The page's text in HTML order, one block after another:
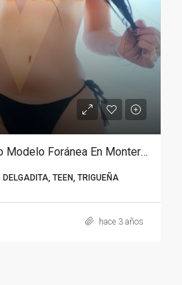
Sasha: Delgadita Tipo Modelo Foránea En Monterrey
DELGADITA, TEEN, TRIGUEÑA
hace 3 años